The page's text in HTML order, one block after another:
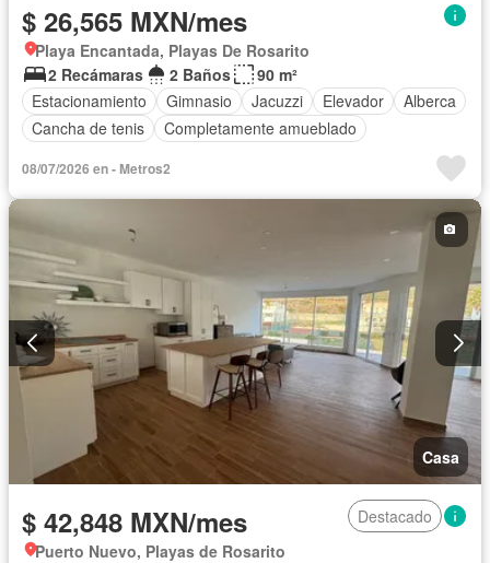
$ 26,565 MXN/mes
Playa Encantada, Playas De Rosarito
2 Recámaras
2 Baños
90 m²
Estacionamiento
Gimnasio Jacuzzi Elevador
Alberca
Cancha de tenis
Completamente amueblado
08/07/2026 en - Metros2
Casa
$ 42,848 MXN/mes
Destacado
Puerto Nuevo, Playas de Rosarito